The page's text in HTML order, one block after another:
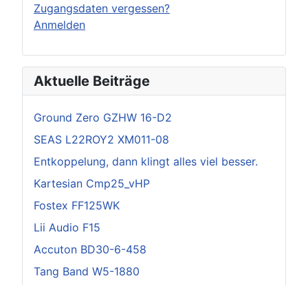
Zugangsdaten vergessen?
Anmelden
Aktuelle Beiträge
Ground Zero GZHW 16-D2
SEAS L22ROY2 XM011-08
Entkoppelung, dann klingt alles viel besser.
Kartesian Cmp25_vHP
Fostex FF125WK
Lii Audio F15
Accuton BD30-6-458
Tang Band W5-1880